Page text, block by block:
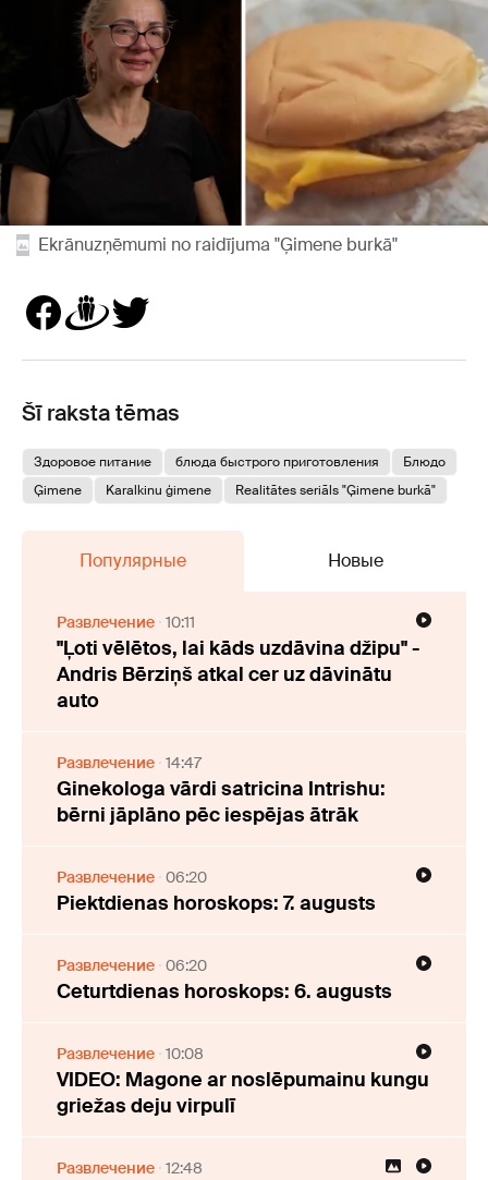
Ekrānuzņēmumi no raidījuma "Ģimene burkā"
Šī raksta tēmas
Здоровое питание блюда быстрого приготовления
Блюдо
Ģimene
Karalkinu ģimene Realitātes seriāls "Ģimene burkā"
Популярные Новые
Развлечение 10:11
"Ļoti vēlētos, lai kāds uzdāvina džipu" -
Andris Bērziņš atkal cer uz dāvinātu
auto
Развлечение 14:47
Ginekologa vārdi satricina Intrishu:
bērni jāplāno pēc iespējas ātrāk
Развлечение 06:20
Piektdienas horoskops: 7. augusts
Развлечение 06:20
Ceturtdienas horoskops: 6. augusts
Развлечение 10:08
VIDEO: Magone ar noslēpumainu kungu
griežas deju virpulī
Развлечение 12:48